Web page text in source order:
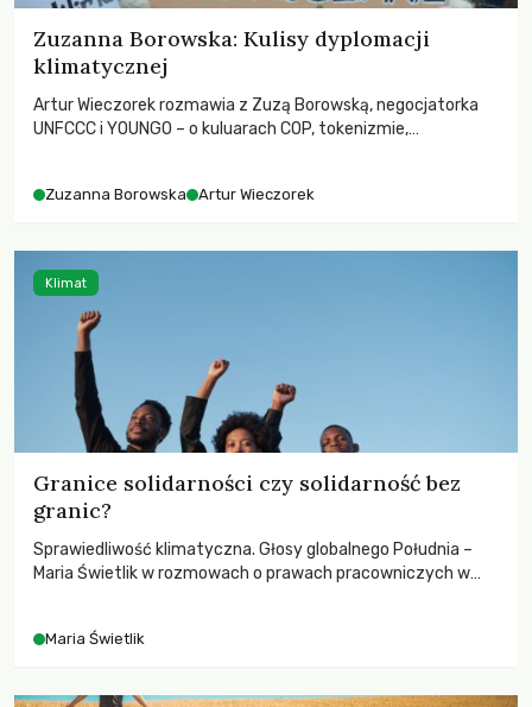
Zuzanna Borowska: Kulisy dyplomacji
klimatycznej
Artur Wieczorek rozmawia z Zuzą Borowską, negocjatorka
UNFCCC i YOUNGO – o kuluarach COP, tokenizmie,
Zuzanna Borowska Artur Wieczorek
Granice solidarności czy solidarność bez
granic?
Sprawiedliwość klimatyczna. Głosy globalnego Południa –
Maria Świetlik w rozmowach o prawach pracowniczych w
Maria Świetlik
Klimat